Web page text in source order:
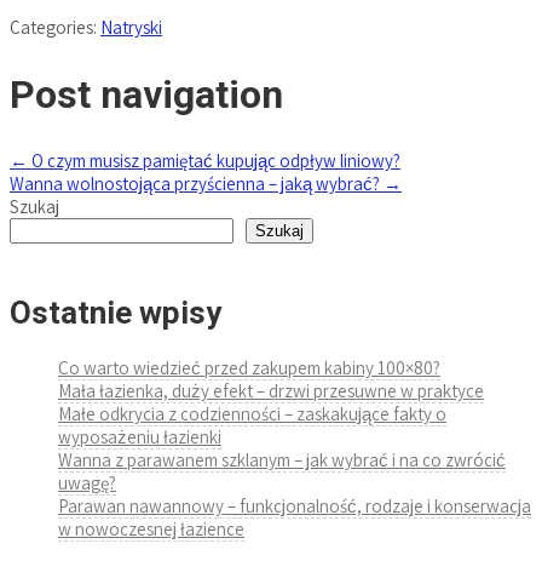
Categories: Natryski
Post navigation
← O czym musisz pamiętać kupując odpływ liniowy?
Wanna wolnostojąca przyścienna – jaką wybrać? →
Szukaj
Szukaj
Ostatnie wpisy
Co warto wiedzieć przed zakupem kabiny 100×80?
Mała łazienka, duży efekt – drzwi przesuwne w praktyce
Małe odkrycia z codzienności – zaskakujące fakty o
wyposażeniu łazienki
Wanna z parawanem szklanym – jak wybrać i na co zwrócić
uwagę?
Parawan nawannowy – funkcjonalność, rodzaje i konserwacja
w nowoczesnej łazience